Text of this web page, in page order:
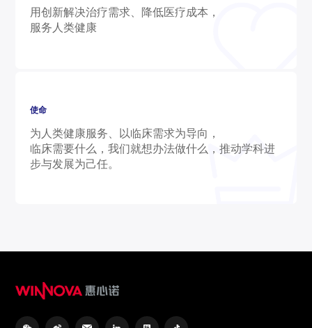
用创新解决治疗需求、降低医疗成本，
服务人类健康
使命
为人类健康服务、以临床需求为导向，
临床需要什么，我们就想办法做什么，推动学科进
步与发展为己任。